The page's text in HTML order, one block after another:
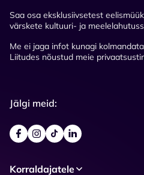
Saa osa eksklusiivsetest
värskete kultuuri- ja
Me ei jaga infot kunagi
Liitudes nõustud meie
Jälgi meid:
Korraldajatele